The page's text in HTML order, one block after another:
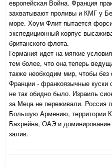
европейская Война. Франция
захватывают проливы и КМГ у
море. Хоум Флит пытается
экспедиционный корпус
британского флота.
Германия идет на мягкие
тем более, что она теперь
также необходим мир, чтобы без
Франции - франкоязычные
не так обидно было. Израиль
за Меца не переживали. Россия
Большую Армению, территории
Бахрейна, ОАЭ и
залив.